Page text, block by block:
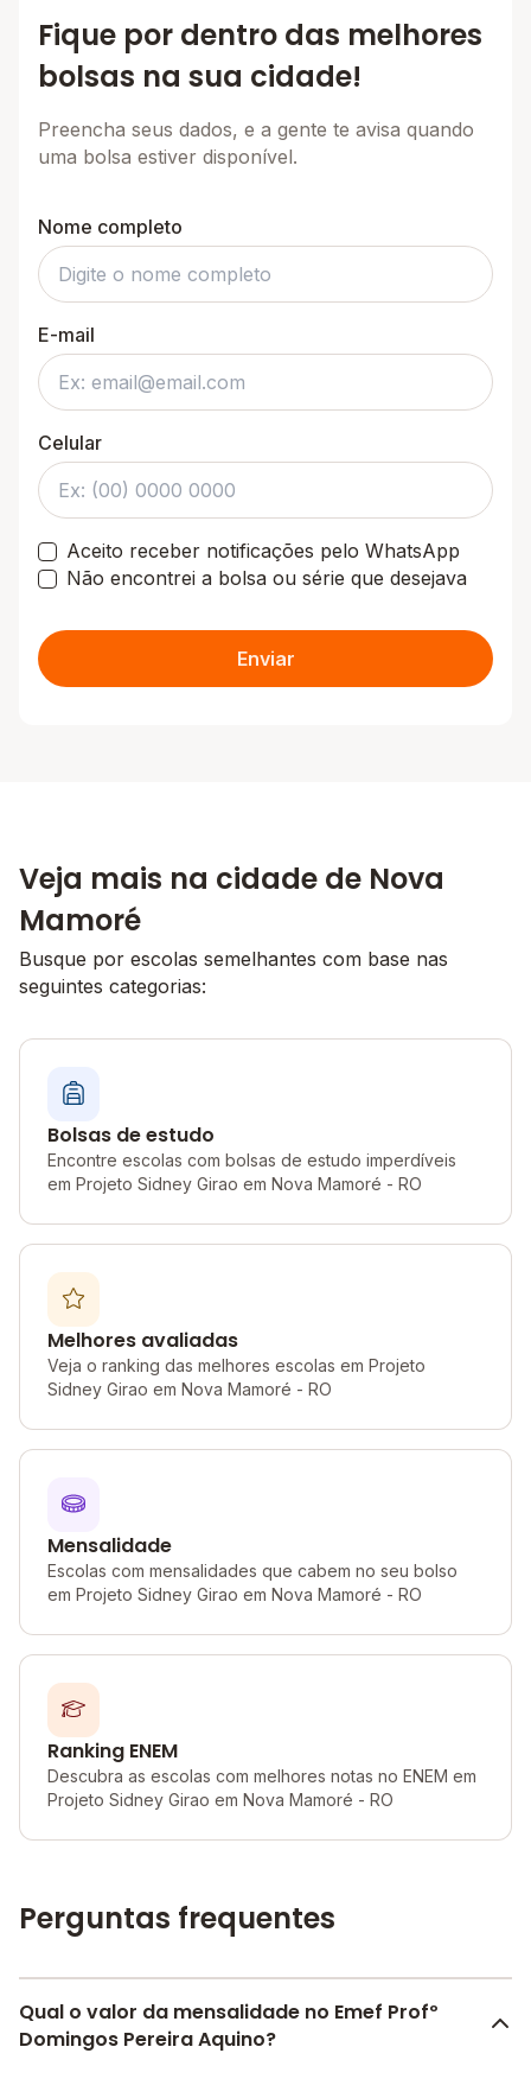
Fique por dentro das melhores
bolsas na sua cidade!
Preencha seus dados, e a gente te avisa quando
uma bolsa estiver disponível.
Nome completo
E-mail
Celular
Aceito receber notificações pelo WhatsApp
Não encontrei a bolsa ou série que desejava
Enviar
Veja mais na cidade de Nova
Mamoré
Busque por escolas semelhantes com base nas
seguintes categorias:
Bolsas de estudo
Encontre escolas com bolsas de estudo imperdíveis
em Projeto Sidney Girao em Nova Mamoré - RO
Melhores avaliadas
Veja o ranking das melhores escolas em Projeto
Sidney Girao em Nova Mamoré - RO
Mensalidade
Escolas com mensalidades que cabem no seu bolso
em Projeto Sidney Girao em Nova Mamoré - RO
Ranking ENEM
Descubra as escolas com melhores notas no ENEM em
Projeto Sidney Girao em Nova Mamoré - RO
Perguntas frequentes
Qual o valor da mensalidade no Emef Profº
Domingos Pereira Aquino?